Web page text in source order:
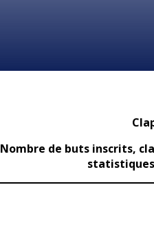
Nombre de buts inscrits,